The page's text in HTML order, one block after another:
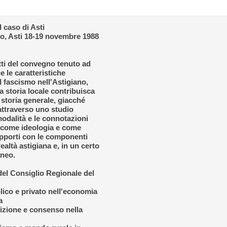
caso di Asti
Asti 18-19 novembre 1988
del convegno tenuto ad
le caratteristiche
fascismo nell'Astigiano,
storia locale contribuisca
generale, giacché
uno studio
e le connotazioni
ideologia e come
con le componenti
astigiana e, in un certo
Consiglio Regionale del
e privato nell'economia
e consenso nella